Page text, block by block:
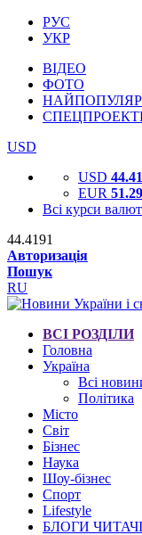
РУС
УКР
ВІДЕО
ФОТО
USD
USD
EUR
Всі курси валют
44.4191
Авторизація
Пошук
RU
ВСІ РОЗДІЛИ
Головна
Україна
Всі
Політика
Місто
Світ
Бізнес
Наука
Шоу-бізнес
Спорт
Lifestyle
БЛОГИ